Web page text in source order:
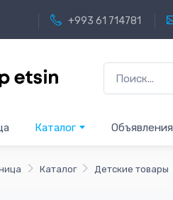
+993 61 714781
Каталог Объявления
Каталог Детские товары